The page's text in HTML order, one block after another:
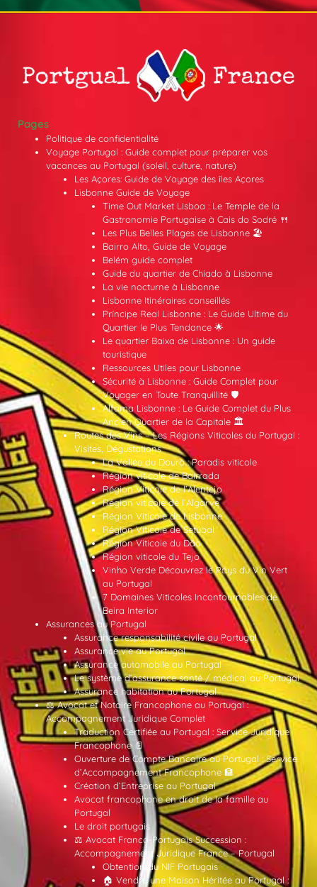
Pages
Politique de confidentialité
Voyage Portugal : Guide complet pour préparer vos
vacances au Portugal (soleil, culture, nature)
Les Açores: Guide de Voyage des îles Açores
Lisbonne Guide de Voyage
Time Out Market Lisboa : Le Temple de la
Gastronomie Portugaise à Cais do Sodré 🍴
Les Plus Belles Plages de Lisbonne 🏖️
Bairro Alto, Guide de Voyage
Belém guide complet
Guide du quartier de Chiado à Lisbonne
La vie nocturne à Lisbonne
Lisbonne Itinéraires conseillés
Príncipe Real Lisbonne : Le Guide Ultime du
Quartier le Plus Tendance 🌟
Le quartier Baixa de Lisbonne : Un guide
touristique
Ressources Utiles pour Lisbonne
Sécurité à Lisbonne : Guide Complet pour
Voyager en Toute Tranquillité 🛡️
Alfama Lisbonne : Le Guide Complet du Plus
Ancien Quartier de la Capitale 🏛️
Routes des Vins – Les Régions Viticoles du Portugal :
Visites, Dégustations
La Vallée du Douro : Paradis viticole
Région viticole de Bairrada
Région Viticole de l’Alentejo
Région viticole de l’Algarve
Région Viticole de Lisbonne
Région Viticole de Setúbal
Région Viticole du Dão
Région viticole du Tejo
Vinho Verde Découvrez le Pays du Vin Vert
au Portugal
7 Domaines Viticoles Incontournables de
Beira Interior
Assurances au Portugal
Assurance responsabilité civile au Portugal
Assurance vie au Portugal
Assurance automobile au Portugal
Le système d’assurance santé / médical au Portugal
Assurance habitation au Portugal
⚖️ Avocat et Notaire Francophone au Portugal :
Accompagnement Juridique Complet
Traduction Certifiée au Portugal : Service Juridique
Francophone 📄
Ouverture de Compte Bancaire au Portugal : Service
d’Accompagnement Francophone 🏦
Création d’Entreprise au Portugal
Avocat francophone en droit de la famille au
Portugal
Le droit portugais
⚖️ Avocat Franco-Portugais Succession :
Accompagnement Juridique France – Portugal
Obtention du NIF Portugais
🏠 Vendre une Maison Héritée au Portugal :